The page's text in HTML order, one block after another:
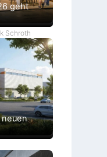
geht
Schroth
neuen